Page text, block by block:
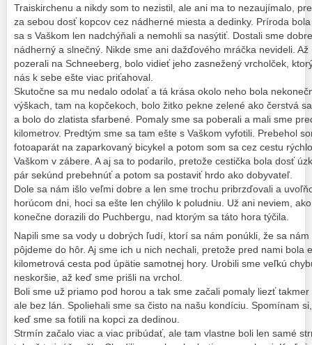
Traiskirchenu a nikdy som to nezistil, ale ani ma to nezaujímalo,
za sebou dosť kopcov cez nádherné miesta a dedinky. Príroda
sa s Vaškom len nadchýňali a nemohli sa nasýtiť. Dostali sme
nádherný a slnečný. Nikde sme ani dažďového mráčka nevideli.
pozerali na Schneeberg, bolo vidieť jeho zasnežený vrcholček,
nás k sebe ešte viac priťahoval.
Skutočne sa mu nedalo odolať a tá krása okolo neho bola
výškach, tam na kopčekoch, bolo žitko pekne zelené ako čerstvá
a bolo do zlatista sfarbené. Pomaly sme sa poberali a mali sme
kilometrov. Predtým sme sa tam ešte s Vaškom vyfotili. Prebehol
fotoaparát na zaparkovaný bicykel a potom som sa cez cestu
Vaškom v zábere. A aj sa to podarilo, pretože cestička bola dosť
pár sekúnd prebehnúť a potom sa postaviť hrdo ako dobyvateľ.
Dole sa nám išlo veľmi dobre a len sme trochu pribrzďovali a
horúcom dni, hoci sa ešte len chýlilo k poludniu. Už ani neviem,
konečne dorazili do Puchbergu, nad ktorým sa táto hora týčila.
Napili sme sa vody u dobrých ľudí, ktorí sa nám ponúkli, že sa
pôjdeme do hôr. Aj sme ich u nich nechali, pretože pred nami bola
kilometrová cesta pod úpätie samotnej hory. Urobili sme veľkú
neskoršie, až keď sme prišli na vrchol.
Boli sme už priamo pod horou a tak sme začali pomaly liezť
ale bez lán. Spoliehali sme sa čisto na našu kondíciu. Spomínam
keď sme sa fotili na kopci za dedinou.
Strmín začalo viac a viac pribúdať, ale tam vlastne boli len samé